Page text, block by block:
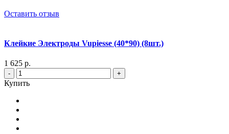
Оставить отзыв
Клейкие Электроды Vupiesse (40*90) (8шт.)
1 625 р.
- +
Купить